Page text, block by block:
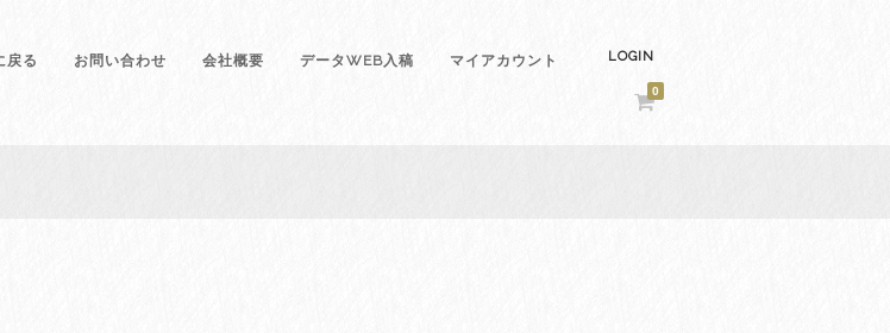
戻る お問い合わせ 会社概要 データWEB入稿 マイアカウント LOGIN
0